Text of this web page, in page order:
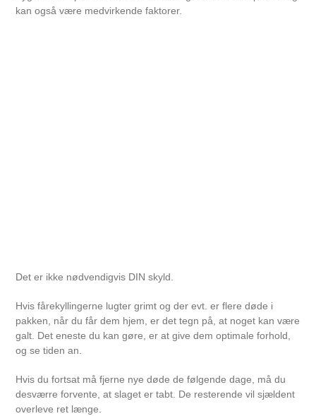
kan også være medvirkende faktorer.
Det er ikke nødvendigvis DIN skyld.
Hvis fårekyllingerne lugter grimt og der evt. er flere døde i
pakken, når du får dem hjem, er det tegn på, at noget kan være
galt. Det eneste du kan gøre, er at give dem optimale forhold,
og se tiden an.
Hvis du fortsat må fjerne nye døde de følgende dage, må du
desværre forvente, at slaget er tabt. De resterende vil sjældent
overleve ret længe.